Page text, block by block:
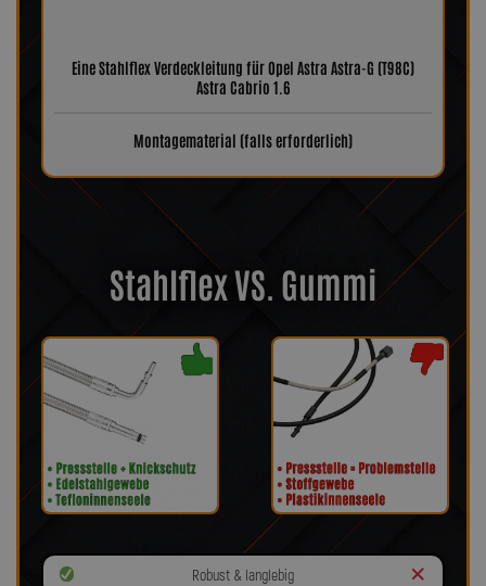
Eine Stahlflex Verdeckleitung für Opel Astra Astra-G (T98C)
Astra Cabrio 1.6
Montagematerial (falls erforderlich)
Stahlflex VS. Gummi
Robust & langlebig